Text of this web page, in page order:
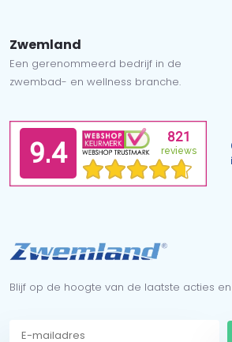
Zwemland
Een gerenommeerd bedrijf in de
zwembad- en wellness branche.
Blijf op de hoogte van de laatste acties